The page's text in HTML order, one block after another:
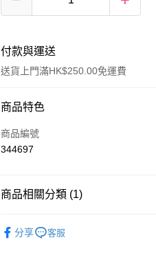
付款與運送
送貨上門滿HK$250.00免運費
付款方式
信用卡
商品特色
商品編號
344697
商品相關分類 (1)
分享
客服